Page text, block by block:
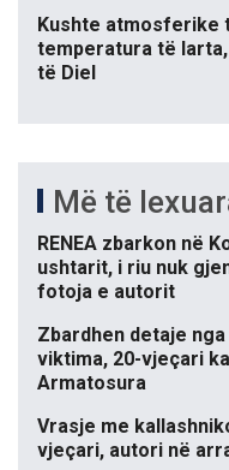
Kushte atmosferike
temperatura të
të Diel
Më të
RENEA zbarkon në
ushtarit, i riu nuk
fotoja e autorit
Zbardhen detaje
viktima, 20-vjeçari
Armatosura
Vrasje me
vjeçari, autori në